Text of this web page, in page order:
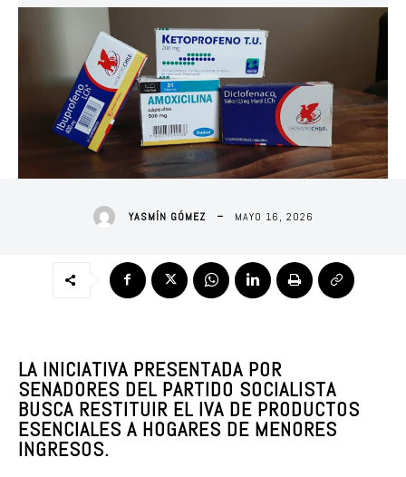
YASMÍN GÓMEZ MAYO 16, 2026
LA INICIATIVA PRESENTADA POR
SENADORES DEL PARTIDO SOCIALISTA
BUSCA RESTITUIR EL IVA DE PRODUCTOS
ESENCIALES A HOGARES DE MENORES
INGRESOS.